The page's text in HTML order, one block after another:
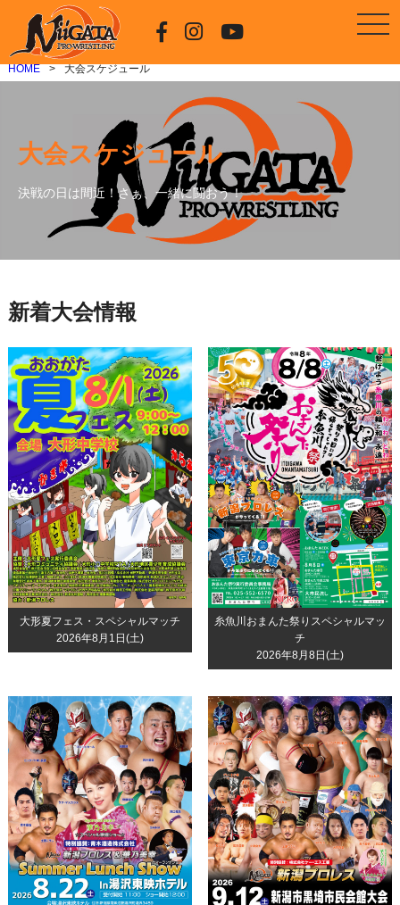
HOME 大会スケジュール
大会スケジュール
決戦の日は間近！さぁ、一緒に闘おう！
新着大会情報
大形夏フェス・スペシャルマッチ
2026年8月1日(土)
糸魚川おまんた祭りスペシャルマッ
チ
2026年8月8日(土)